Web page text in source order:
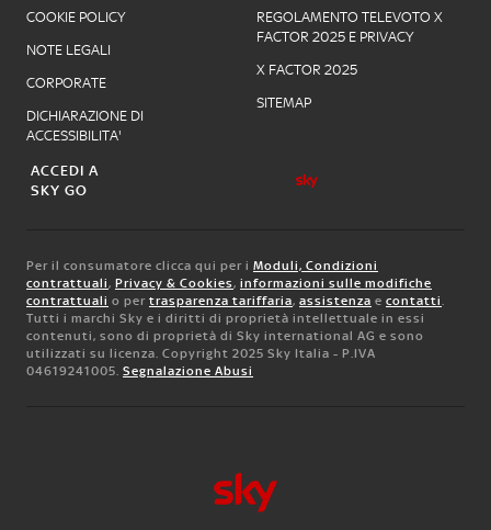
COOKIE POLICY
NOTE LEGALI
CORPORATE
DICHIARAZIONE DI
ACCESSIBILITA'
REGOLAMENTO TELEVOTO X
FACTOR 2025 E PRIVACY
X FACTOR 2025
SITEMAP
ACCEDI A
SKY GO
Per il consumatore clicca qui per i Moduli, Condizioni
contrattuali, Privacy & Cookies, informazioni sulle modifiche
contrattuali o per trasparenza tariffaria, assistenza e contatti.
Tutti i marchi Sky e i diritti di proprietà intellettuale in essi
contenuti, sono di proprietà di Sky international AG e sono
utilizzati su licenza. Copyright 2025 Sky Italia - P.IVA
04619241005. Segnalazione Abusi